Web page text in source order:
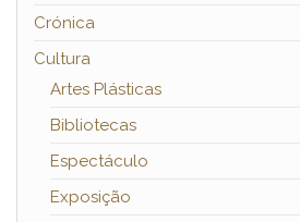
Crónica
Cultura
Artes Plásticas
Bibliotecas
Espectáculo
Exposição